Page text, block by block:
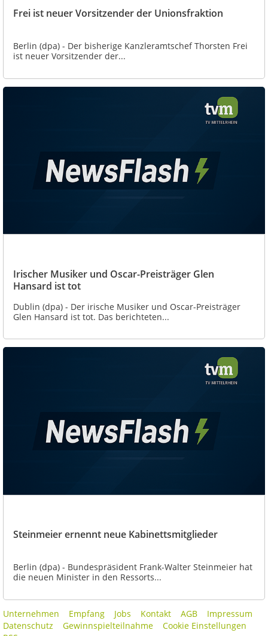
Frei ist neuer Vorsitzender der Unionsfraktion
Berlin (dpa) - Der bisherige Kanzleramtschef Thorsten Frei
ist neuer Vorsitzender der...
Irischer Musiker und Oscar-Preisträger Glen
Hansard ist tot
Dublin (dpa) - Der irische Musiker und Oscar-Preisträger
Glen Hansard ist tot. Das berichteten...
Steinmeier ernennt neue Kabinettsmitglieder
Berlin (dpa) - Bundespräsident Frank-Walter Steinmeier hat
die neuen Minister in den Ressorts...
Unternehmen Empfang Jobs Kontakt AGB
Impressum
Datenschutz
Gewinnspielteilnahme
Cookie Einstellungen